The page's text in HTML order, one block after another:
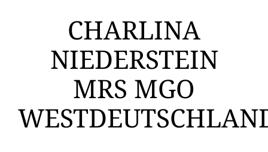
CHARLINA
NIEDERSTEIN
MRS MGO